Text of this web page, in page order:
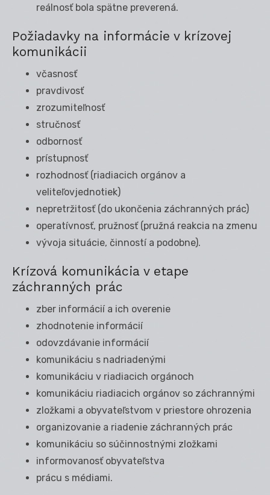
reálnosť bola spätne preverená.
Požiadavky na informácie v krízovej
komunikácii
včasnosť
pravdivosť
zrozumiteľnosť
stručnosť
odbornosť
prístupnosť
rozhodnosť (riadiacich orgánov a
veliteľovjednotiek)
nepretržitosť (do ukončenia záchranných prác)
operatívnosť, pružnosť (pružná reakcia na zmenu
vývoja situácie, činností a podobne).
Krízová komunikácia v etape
záchranných prác
zber informácií a ich overenie
zhodnotenie informácií
odovzdávanie informácií
komunikáciu s nadriadenými
komunikáciu v riadiacich orgánoch
komunikáciu riadiacich orgánov so záchrannými
zložkami a obyvateľstvom v priestore ohrozenia
organizovanie a riadenie záchranných prác
komunikáciu so súčinnostnými zložkami
informovanosť obyvateľstva
prácu s médiami.